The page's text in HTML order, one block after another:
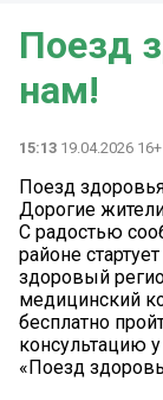
Поезд
нам!
15:13 19.04.2026 16+
Поезд
Дорогие
С радостью
районе
здоровый
медицинский
бесплатно
консультацию
«Поезд